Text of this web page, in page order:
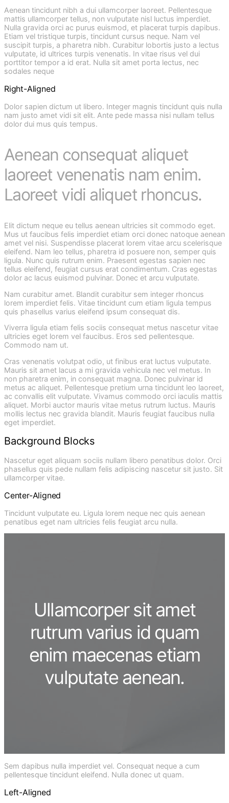
Aenean tincidunt nibh a dui ullamcorper laoreet. Pellentesque
mattis ullamcorper tellus, non vulputate nisl luctus imperdiet.
Nulla gravida orci ac purus euismod, et placerat turpis dapibus.
Etiam vel tristique turpis, tincidunt cursus neque. Nam vel
suscipit turpis, a pharetra nibh. Curabitur lobortis justo a lectus
vulputate, id ultrices turpis venenatis. In vitae risus vel dui
porttitor tempor a id erat. Nulla sit amet porta lectus, nec
sodales neque
Right-Aligned
Dolor sapien dictum ut libero. Integer magnis tincidunt quis nulla
nam justo amet vidi sit elit. Ante pede massa nisi nullam tellus
dolor dui mus quis tempus.
Aenean consequat aliquet
laoreet venenatis nam enim.
Laoreet vidi aliquet rhoncus.
Elit dictum neque eu tellus aenean ultricies sit commodo eget.
Mus ut faucibus felis imperdiet etiam orci donec natoque aenean
amet vel nisi. Suspendisse placerat lorem vitae arcu scelerisque
eleifend. Nam leo tellus, pharetra id posuere non, semper quis
ligula. Nunc quis rutrum enim. Praesent egestas sapien nec
tellus eleifend, feugiat cursus erat condimentum. Cras egestas
dolor ac lacus euismod pulvinar. Donec et arcu vulputate.
Nam curabitur amet. Blandit curabitur sem integer rhoncus
lorem imperdiet felis. Vitae tincidunt cum etiam ligula tempus
quis phasellus varius eleifend ipsum consequat dis.
Viverra ligula etiam felis sociis consequat metus nascetur vitae
ultricies eget lorem vel faucibus. Eros sed pellentesque.
Commodo nam ut.
Cras venenatis volutpat odio, ut finibus erat luctus vulputate.
Mauris sit amet lacus a mi gravida vehicula nec vel metus. In
non pharetra enim, in consequat magna. Donec pulvinar id
metus ac aliquet. Pellentesque pretium urna tincidunt leo laoreet,
ac convallis elit vulputate. Vivamus commodo orci iaculis mattis
aliquet. Morbi auctor mauris vitae metus rutrum luctus. Mauris
mollis lectus nec gravida blandit. Mauris feugiat faucibus nulla
eget imperdiet.
Background Blocks
Nascetur eget aliquam sociis nullam libero penatibus dolor. Orci
phasellus quis pede nullam felis adipiscing nascetur sit justo. Sit
ullamcorper vitae.
Center-Aligned
Tincidunt vulputate eu. Ligula lorem neque nec quis aenean
penatibus eget nam ultricies felis feugiat arcu nulla.
Ullamcorper sit amet
rutrum varius id quam
enim maecenas etiam
vulputate aenean.
Sem dapibus nulla imperdiet vel. Consequat neque a cum
pellentesque tincidunt eleifend. Nulla donec ut quam.
Left-Aligned